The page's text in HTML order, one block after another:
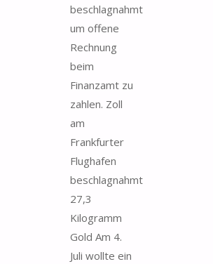
beschlagnahmt
um offene
Rechnung
beim
Finanzamt zu
zahlen. Zoll
am
Frankfurter
Flughafen
beschlagnahmt
27,3
Kilogramm
Gold Am 4.
Juli wollte ein